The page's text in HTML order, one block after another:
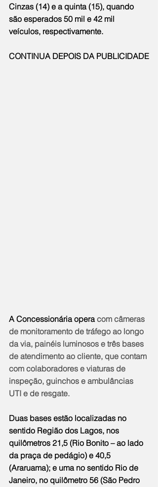
Cinzas (14) e a quinta (15), quando
são esperados 50 mil e 42 mil
veículos, respectivamente.
CONTINUA DEPOIS DA PUBLICIDADE
A Concessionária opera com câmeras
de monitoramento de tráfego ao longo
da via, painéis luminosos e três bases
de atendimento ao cliente, que contam
com colaboradores e viaturas de
inspeção, guinchos e ambulâncias
UTI e de resgate.
Duas bases estão localizadas no
sentido Região dos Lagos, nos
quilômetros 21,5 (Rio Bonito – ao lado
da praça de pedágio) e 40,5
(Araruama); e uma no sentido Rio de
Janeiro, no quilômetro 56 (São Pedro